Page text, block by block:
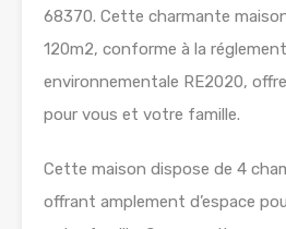
68370. Cette charmante
120m2, conforme à la
environnementale RE2020,
pour vous et votre famille.
Cette maison dispose de 4
offrant amplement d’espace